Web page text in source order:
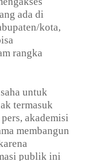
ada di
kota,
rangka
untuk
termasuk
akademisi
membangun
publik ini